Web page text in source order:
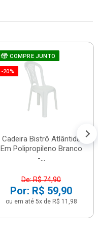
COMPRE JUNTO
-20%
Cadeira Bistrô Atlântida
Em Polipropileno Branco
-...
De: R$ 74,90
Por: R$ 59,90
ou em até 5x de R$ 11,98